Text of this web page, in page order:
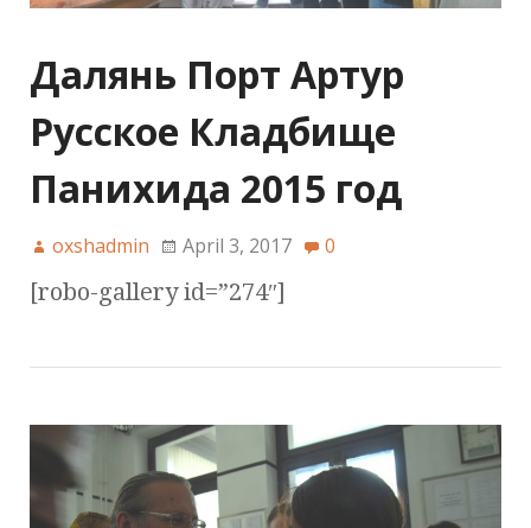
Далянь Порт Артур
Русское Кладбище
Панихида 2015 год
oxshadmin April 3, 2017 0
[robo-gallery id=”274″]